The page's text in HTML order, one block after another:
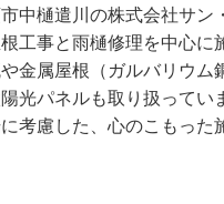
中樋遣川の株式会社サン
工事と雨樋修理を中心に
金属屋根（ガルバリウム
光パネルも取り扱ってい
考慮した、心のこもった